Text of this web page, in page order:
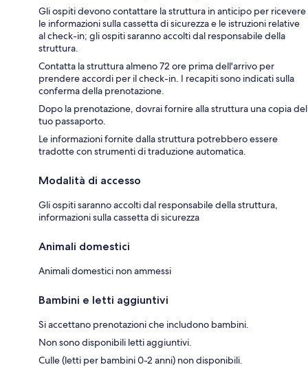
Gli ospiti devono contattare la struttura in anticipo per ricevere
le informazioni sulla cassetta di sicurezza e le istruzioni relative
al check-in; gli ospiti saranno accolti dal responsabile della
struttura.
Contatta la struttura almeno 72 ore prima dell'arrivo per
prendere accordi per il check-in. I recapiti sono indicati sulla
conferma della prenotazione.
Dopo la prenotazione, dovrai fornire alla struttura una copia del
tuo passaporto.
Le informazioni fornite dalla struttura potrebbero essere
tradotte con strumenti di traduzione automatica.
Modalità di accesso
Gli ospiti saranno accolti dal responsabile della struttura,
informazioni sulla cassetta di sicurezza
Animali domestici
Animali domestici non ammessi
Bambini e letti aggiuntivi
Si accettano prenotazioni che includono bambini.
Non sono disponibili letti aggiuntivi.
Culle (letti per bambini 0-2 anni) non disponibili.